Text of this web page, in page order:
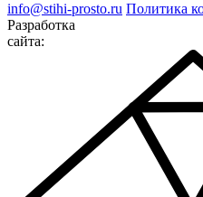
info@stihi-prosto.ru Политика
Разработка
сайта: